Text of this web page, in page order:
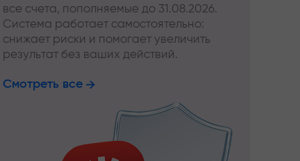
все счета, пополняемые до 31.08.2026.
Система работает самостоятельно:
снижает риски и помогает увеличить
результат без ваших действий.
Смотреть все